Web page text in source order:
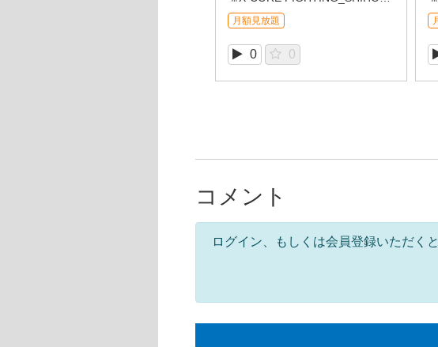
月額見放題
0 0
コメント
ログイン、もしくは会員登録いただく